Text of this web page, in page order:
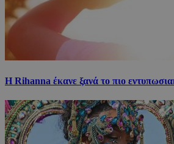
Η Rihanna έκανε ξανά το πιο